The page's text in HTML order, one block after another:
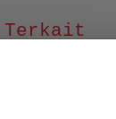
Jasa